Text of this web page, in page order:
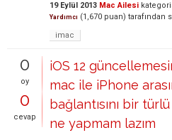
19 Eylül 2013 Mac Ailesi
Yardımcı (1,670 puan) tarafından
imac
0
oy
0
cevap
iOS 12
mac ile iPhone
bağlantısını bir
ne yapmam lazım